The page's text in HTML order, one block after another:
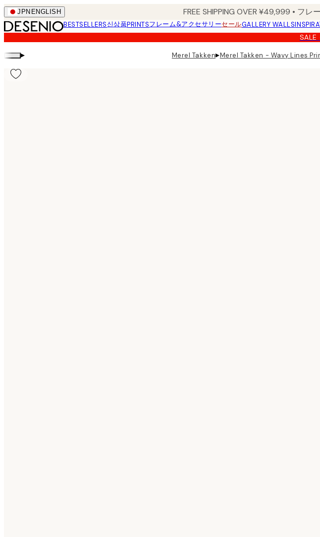
Skip
to
main
content.
JPN ENGLISH FREE SHIPPING OVER ¥49,999 • フレ
BESTSELLERS신상품PRINTSフレーム&アクセサリーセールGALLERY WALLS
▸ Merel Takken▸Merel Takken - Wavy Lines